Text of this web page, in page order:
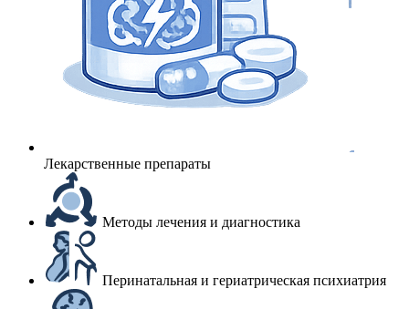
Лекарственные препараты
Методы лечения и диагностика
Перинатальная и гериатрическая психиатрия